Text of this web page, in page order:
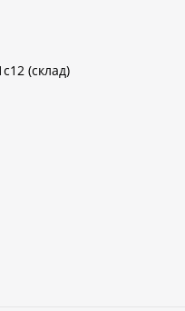
(склад)